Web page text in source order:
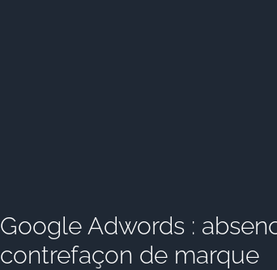
Google Adwords :
contrefaçon de marque